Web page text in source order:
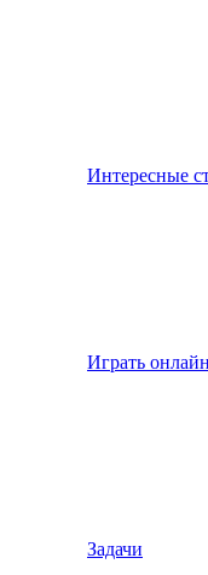
Интересные
Играть онлайн
Задачи